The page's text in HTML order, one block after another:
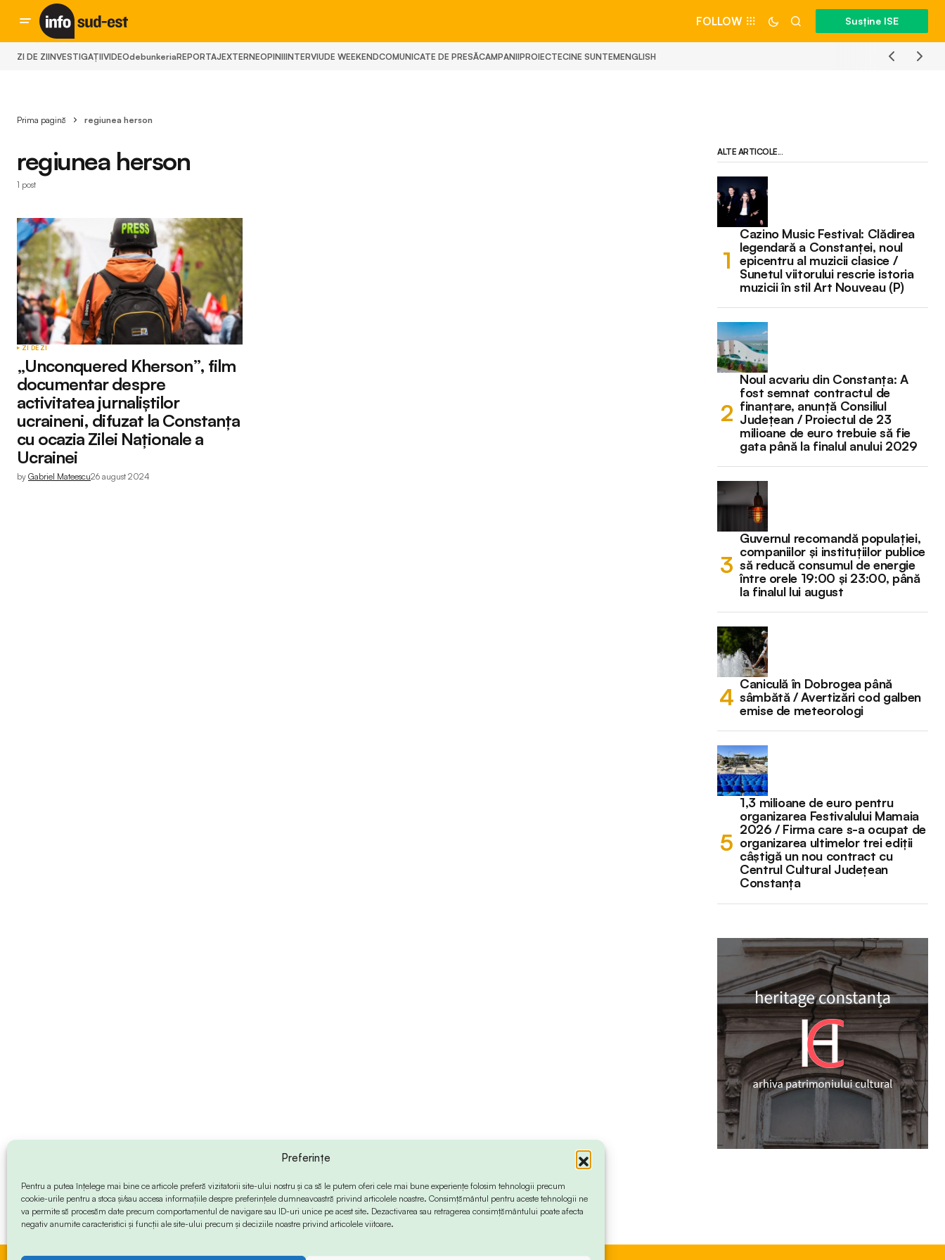
Preferințe
Pentru a putea înțelege mai bine ce articole preferă vizitatorii site-ului nostru și ca să le putem oferi cele mai bune experiențe folosim tehnologii precum
cookie-urile pentru a stoca și/sau accesa informațiile despre preferințele dumneavoastră privind articolele noastre. Consimțământul pentru aceste tehnologii ne
va permite să procesăm date precum comportamentul de navigare sau ID-uri unice pe acest site. Dezactivarea sau retragerea consimțământului poate afecta
negativ anumite caracteristici și funcții ale site-ului precum și deciziile noastre privind articolele viitoare.
FOLLOW Susține ISE
ZI DE ZIINVESTIGAȚIIVIDEOdebunkeriaREPORTAJEXTERNEOPINIIINTERVIUDE WEEKENDCOMUNICATE DE PRESĂCAMPANIIPROIECTECINE SUNTEMENGLISH
Prima pagină regiunea herson
regiunea herson
1 post
ZI DE ZI
„Unconquered Kherson”, film
documentar despre
activitatea jurnaliștilor
ucraineni, difuzat la Constanța
cu ocazia Zilei Naționale a
Ucrainei
by Gabriel Mateescu26 august 2024
ALTE ARTICOLE...
Cazino Music Festival: Clădirea
legendară a Constanței, noul
epicentru al muzicii clasice /
Sunetul viitorului rescrie istoria
muzicii în stil Art Nouveau (P)
Noul acvariu din Constanța: A
fost semnat contractul de
finanțare, anunță Consiliul
Județean / Proiectul de 23
milioane de euro trebuie să fie
gata până la finalul anului 2029
Guvernul recomandă populației,
companiilor și instituțiilor publice
să reducă consumul de energie
între orele 19:00 și 23:00, până
la finalul lui august
Caniculă în Dobrogea până
sâmbătă / Avertizări cod galben
emise de meteorologi
1,3 milioane de euro pentru
organizarea Festivalului Mamaia
2026 / Firma care s-a ocupat de
organizarea ultimelor trei ediții
câștigă un nou contract cu
Centrul Cultural Județean
Constanța